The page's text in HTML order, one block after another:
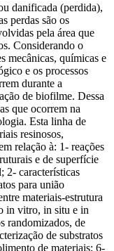
danificada (perdida),
perdas são os
pela área que
Considerando o
mecânicas, químicas e
e os processos
durante a
de biofilme. Dessa
que ocorrem na
Esta linha de
resinosos,
relação à: 1- reações
e de superfície
2- características
para união
materiais-estrutura
in vitro, in situ e in
randomizados, de
de substratos
de materiais; 6-